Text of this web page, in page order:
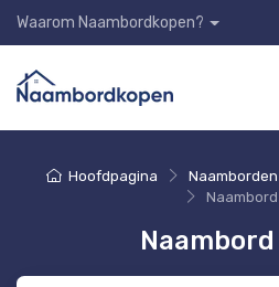
Waarom Naambordkopen?
Hoofdpagina Naamborden